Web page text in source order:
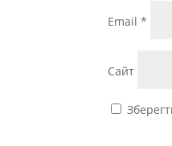
Email*
Сайт